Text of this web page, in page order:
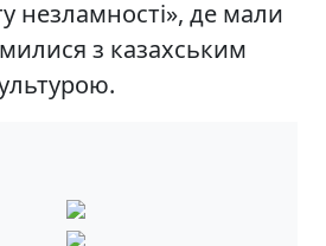
незламності», де мали
з казахським